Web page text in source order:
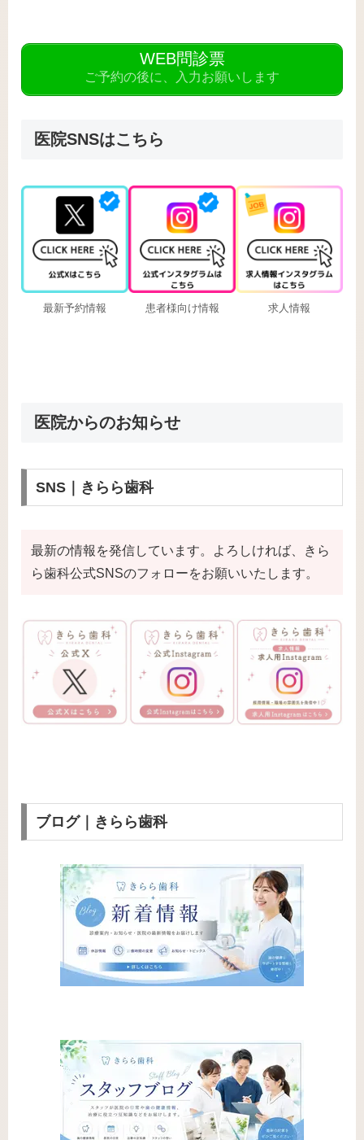
WEB問診票
ご予約の後に、入力お願いします
医院SNSはこちら
最新予約情報 患者様向け情報 求人情報
医院からのお知らせ
SNS｜きらら歯科
最新の情報を発信しています。よろしければ、きら
ら歯科公式SNSのフォローをお願いいたします。
ブログ｜きらら歯科